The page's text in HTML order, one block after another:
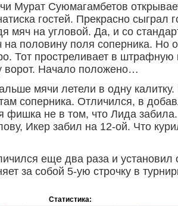
Мурат Суюмагамбетов
гостей. Прекрасно сыграл
мяч на угловой. Да, и со
половину поля соперника. Но
Тот простреливает в
ворот. Начало положено…
мячи летели в одну
соперника. Отличился, в
фишка не в том, что Лида
Икер забил на 12-ой. Что
еще два раза и установил
за собой 5-ую строчку в
Статистика: